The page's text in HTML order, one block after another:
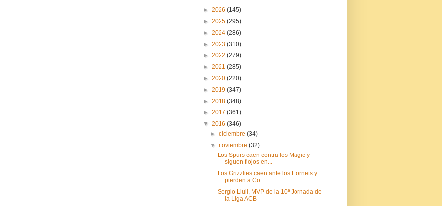
► 2026 (145)
► 2025 (295)
► 2024 (286)
► 2023 (310)
► 2022 (279)
► 2021 (285)
► 2020 (220)
► 2019 (347)
► 2018 (348)
► 2017 (361)
▼ 2016 (346)
►diciembre(34)
▼noviembre(32)
Los Spurs caen contra los Magic y
siguen flojos en...
Los Grizzlies caen ante los Hornets y
pierden a Co...
Sergio Llull, MVP de la 10ª Jornada de
la Liga ACB